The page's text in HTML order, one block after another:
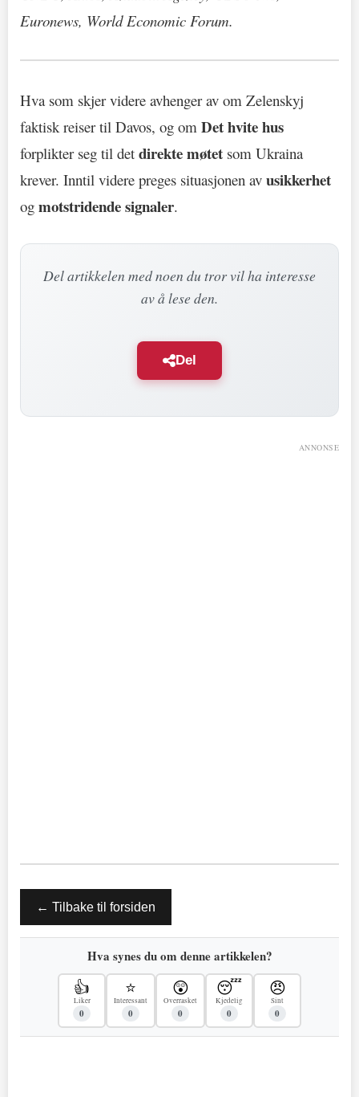
Euronews, World Economic Forum.
Hva som skjer videre avhenger av om Zelenskyj
faktisk reiser til Davos, og om Det hvite hus
forplikter seg til det direkte møtet som Ukraina
krever. Inntil videre preges situasjonen av usikkerhet
og motstridende signaler.
Del artikkelen med noen du tror vil ha interesse
av å lese den.
Del
ANNONSE
← Tilbake til forsiden
Hva synes du om denne artikkelen?
👍
Liker
0
⭐
Interessant
0
😲
Overrasket
0
😴
Kjedelig
0
😠
Sint
0